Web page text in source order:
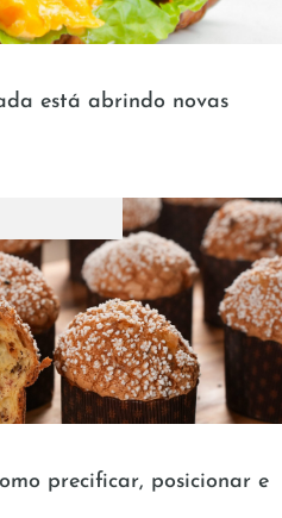
está abrindo novas
precificar, posicionar e